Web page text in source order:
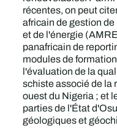
récentes, on peut
africain de gestion
et de l'énergie
panafricain de
modules de
l'évaluation de la
schiste associé de la
ouest du Nigeria ; et
parties de l'État
géologiques et